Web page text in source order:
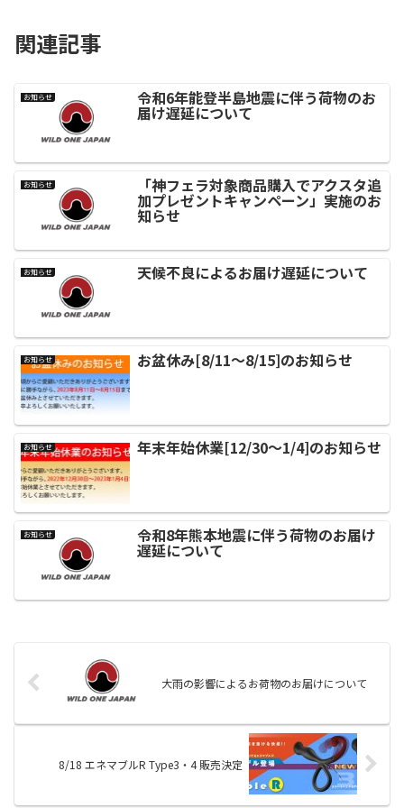
関連記事
お知らせ 令和6年能登半島地震に伴う荷物のお
届け遅延について
お知らせ 「神フェラ対象商品購入でアクスタ追
加プレゼントキャンペーン」実施のお
知らせ
お知らせ 天候不良によるお届け遅延について
お知らせ お盆休み[8/11～8/15]のお知らせ
お知らせ 年末年始休業[12/30～1/4]のお知らせ
お知らせ 令和8年熊本地震に伴う荷物のお届け
遅延について
大雨の影響によるお荷物のお届けについて
8/18 エネマブルR Type3・4 販売決定